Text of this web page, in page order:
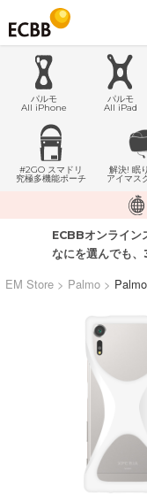
パルモ
All iPhone
パルモ
All iPad
#2GO スマドリ
究極多機能ポーチ
解決! 眠
アイマス
ECBBオンライン
なにを選んでも
EM Store > Palmo >